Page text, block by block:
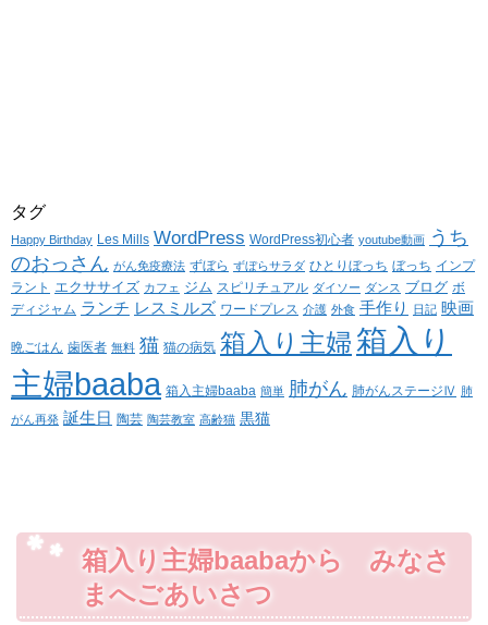
タグ
Happy Birthday Les Mills WordPress WordPress初心者 youtube動画 うち
のおっさん がん免疫療法 ずぼら ずぼらサラダ ひとりぼっち ぼっち インプ
ラント エクササイズ カフェ ジム スピリチュアル ダイソー ダンス ブログ ボ
ディジャム ランチ レスミルズ ワードプレス 介護 外食 手作り 日記 映画
晩ごはん 歯医者 無料 猫 猫の病気 箱入り主婦箱入り
主婦baaba 箱入主婦baaba 簡単 肺がん 肺がんステージⅣ 肺
がん再発 誕生日 陶芸 陶芸教室 高齢猫 黒猫
箱入り主婦baabaから みなさ
まへごあいさつ